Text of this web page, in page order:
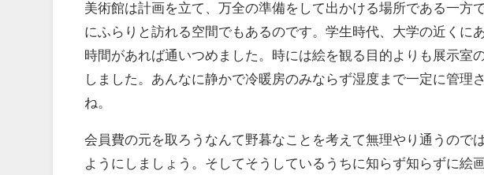
美術館は計画を立て、万全の準備をして出かける場所である一方
にふらりと訪れる空間でもあるのです。学生時代、大学の近くに
時間があれば通いつめました。時には絵を観る目的よりも展示室
しました。あんなに静かで冷暖房のみならず湿度まで一定に管理
ね。
会員費の元を取ろうなんて野暮なことを考えて無理やり通うので
ようにしましょう。そしてそうしているうちに知らず知らずに絵